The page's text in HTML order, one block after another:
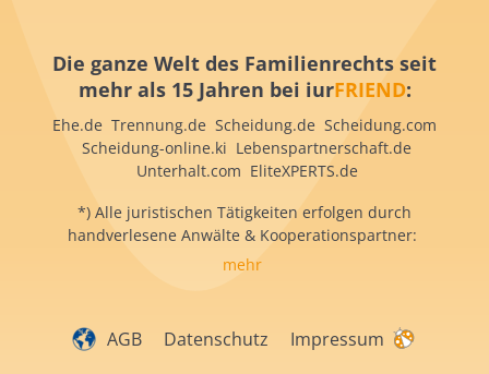
Die ganze Welt des Familienrechts seit
mehr als 15 Jahren bei iurFRIEND:
Ehe.de Trennung.de Scheidung.de Scheidung.com
Scheidung-online.ki Lebenspartnerschaft.de
Unterhalt.com EliteXPERTS.de
*) Alle juristischen Tätigkeiten erfolgen durch
handverlesene Anwälte & Kooperationspartner:
mehr
AGB Datenschutz Impressum